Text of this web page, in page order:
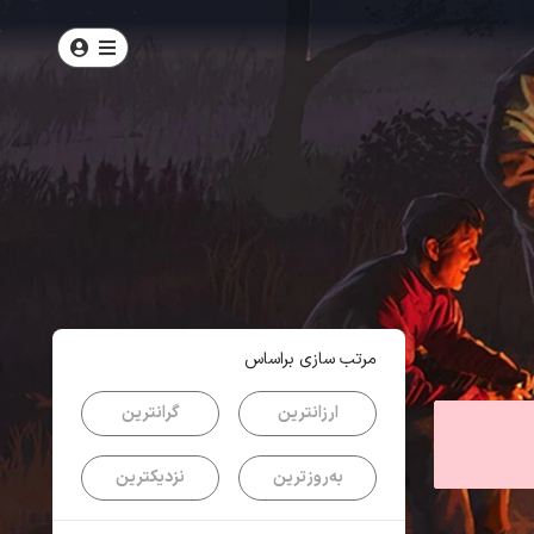
مرتب سازی براساس
ارزانترین گرانترین
به‌روزترین نزدیکترین